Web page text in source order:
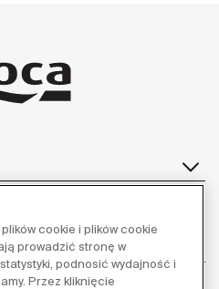
cookie i plików cookie
prowadzić stronę w
podnosić wydajność i
Przez kliknięcie